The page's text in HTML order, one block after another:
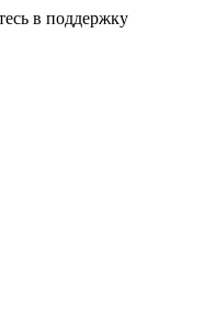
в поддержку